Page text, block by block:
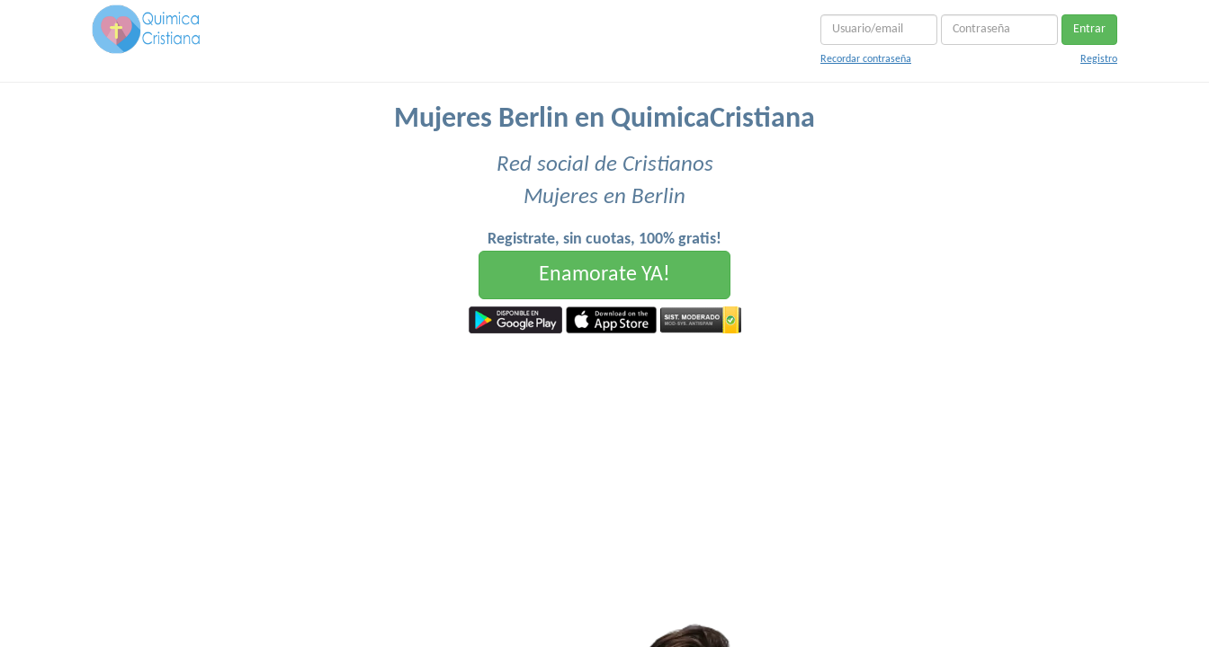
Entrar
Recordar contraseña Registro
Mujeres Berlin en QuimicaCristiana
Red social de Cristianos
Mujeres en Berlin
Registrate, sin cuotas, 100% gratis!
Enamorate YA!